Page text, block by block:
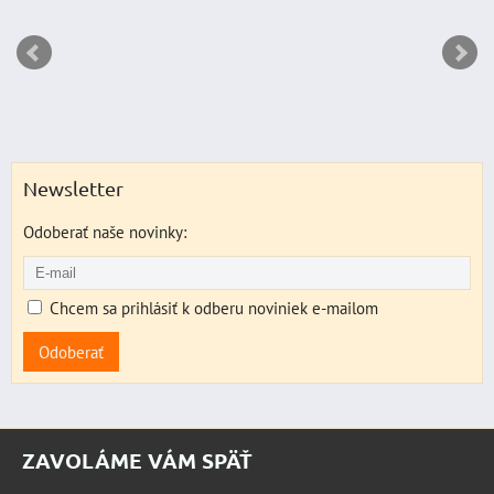
Newsletter
Odoberať naše novinky:
Chcem sa prihlásiť k odberu noviniek e-mailom
Odoberať
ZAVOLÁME VÁM SPÄŤ